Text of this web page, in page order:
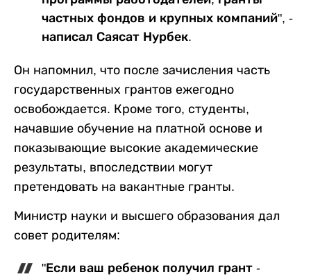
частных фондов и крупных компаний", -
написал Саясат Нурбек.
Он напомнил, что после зачисления часть
государственных грантов ежегодно
освобождается. Кроме того, студенты,
начавшие обучение на платной основе и
показывающие высокие академические
результаты, впоследствии могут
претендовать на вакантные гранты.
Министр науки и высшего образования дал
совет родителям:
"Если ваш ребенок получил грант -